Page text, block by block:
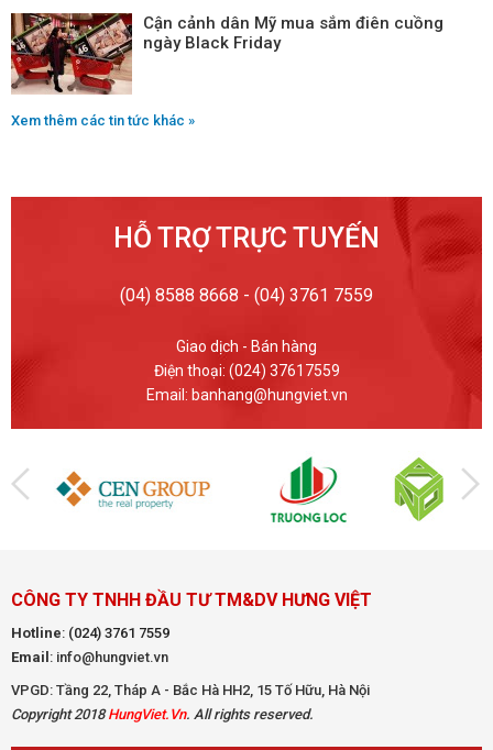
Cận cảnh dân Mỹ mua sắm điên cuồng
ngày Black Friday
Xem thêm các tin tức khác »
HỖ TRỢ TRỰC TUYẾN
(04) 8588 8668 - (04) 3761 7559
Giao dịch - Bán hàng
Điện thoại: (024) 37617559
Email: banhang@hungviet.vn
CÔNG TY TNHH ĐẦU TƯ TM&DV HƯNG VIỆT
Hotline: (024) 3761 7559
Email : info@hungviet.vn
VPGD: Tầng 22, Tháp A - Bắc Hà HH2, 15 Tố Hữu, Hà Nội
Copyright 2018HungViet.Vn. All rights reserved.